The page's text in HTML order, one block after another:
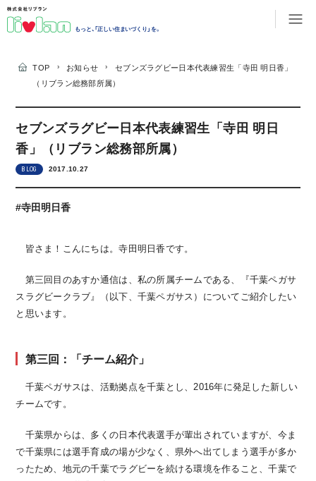
もっと、「正しい住まいづくり」を。
TOP › お知らせ ›
セブンズラグビー日本代表練習生「寺田 明日香」
（リブラン総務部所属）
セブンズラグビー日本代表練習生「寺田 明日
香」（リブラン総務部所属）
BLOG 2017.10.27
#寺田明日香
皆さま！こんにちは。寺田明日香です。
第三回目のあすか通信は、私の所属チームである、『千葉ペガサ
スラグビークラブ』（以下、千葉ペガサス）についてご紹介したい
と思います。
第三回：「チーム紹介」
千葉ペガサスは、活動拠点を千葉とし、2016年に発足した新しい
チームです。
千葉県からは、多くの日本代表選手が輩出されていますが、今ま
で千葉県には選手育成の場が少なく、県外へ出てしまう選手が多か
ったため、地元の千葉でラグビーを続ける環境を作ること、千葉で